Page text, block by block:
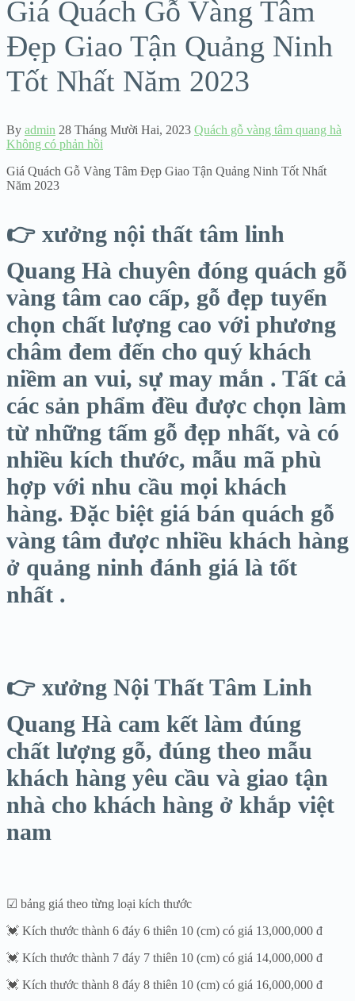
Giá Quách Gỗ Vàng Tâm
Đẹp Giao Tận Quảng Ninh
Tốt Nhất Năm 2023
By admin 28 Tháng Mười Hai, 2023 Quách gỗ vàng tâm quang hà
Không có phản hồi
Giá Quách Gỗ Vàng Tâm Đẹp Giao Tận Quảng Ninh Tốt Nhất
Năm 2023
👉 xưởng nội thất tâm linh
Quang Hà chuyên đóng quách gỗ
vàng tâm cao cấp, gỗ đẹp tuyển
chọn chất lượng cao với phương
châm đem đến cho quý khách
niềm an vui, sự may mắn . Tất cả
các sản phẩm đều được chọn làm
từ những tấm gỗ đẹp nhất, và có
nhiều kích thước, mẫu mã phù
hợp với nhu cầu mọi khách
hàng. Đặc biệt giá bán quách gỗ
vàng tâm được nhiều khách hàng
ở quảng ninh đánh giá là tốt
nhất .
👉 xưởng Nội Thất Tâm Linh
Quang Hà cam kết làm đúng
chất lượng gỗ, đúng theo mẫu
khách hàng yêu cầu và giao tận
nhà cho khách hàng ở khắp việt
nam
☑ bảng giá theo từng loại kích thước
💓 Kích thước thành 6 đáy 6 thiên 10 (cm) có giá 13,000,000 đ
💓 Kích thước thành 7 đáy 7 thiên 10 (cm) có giá 14,000,000 đ
💓 Kích thước thành 8 đáy 8 thiên 10 (cm) có giá 16,000,000 đ